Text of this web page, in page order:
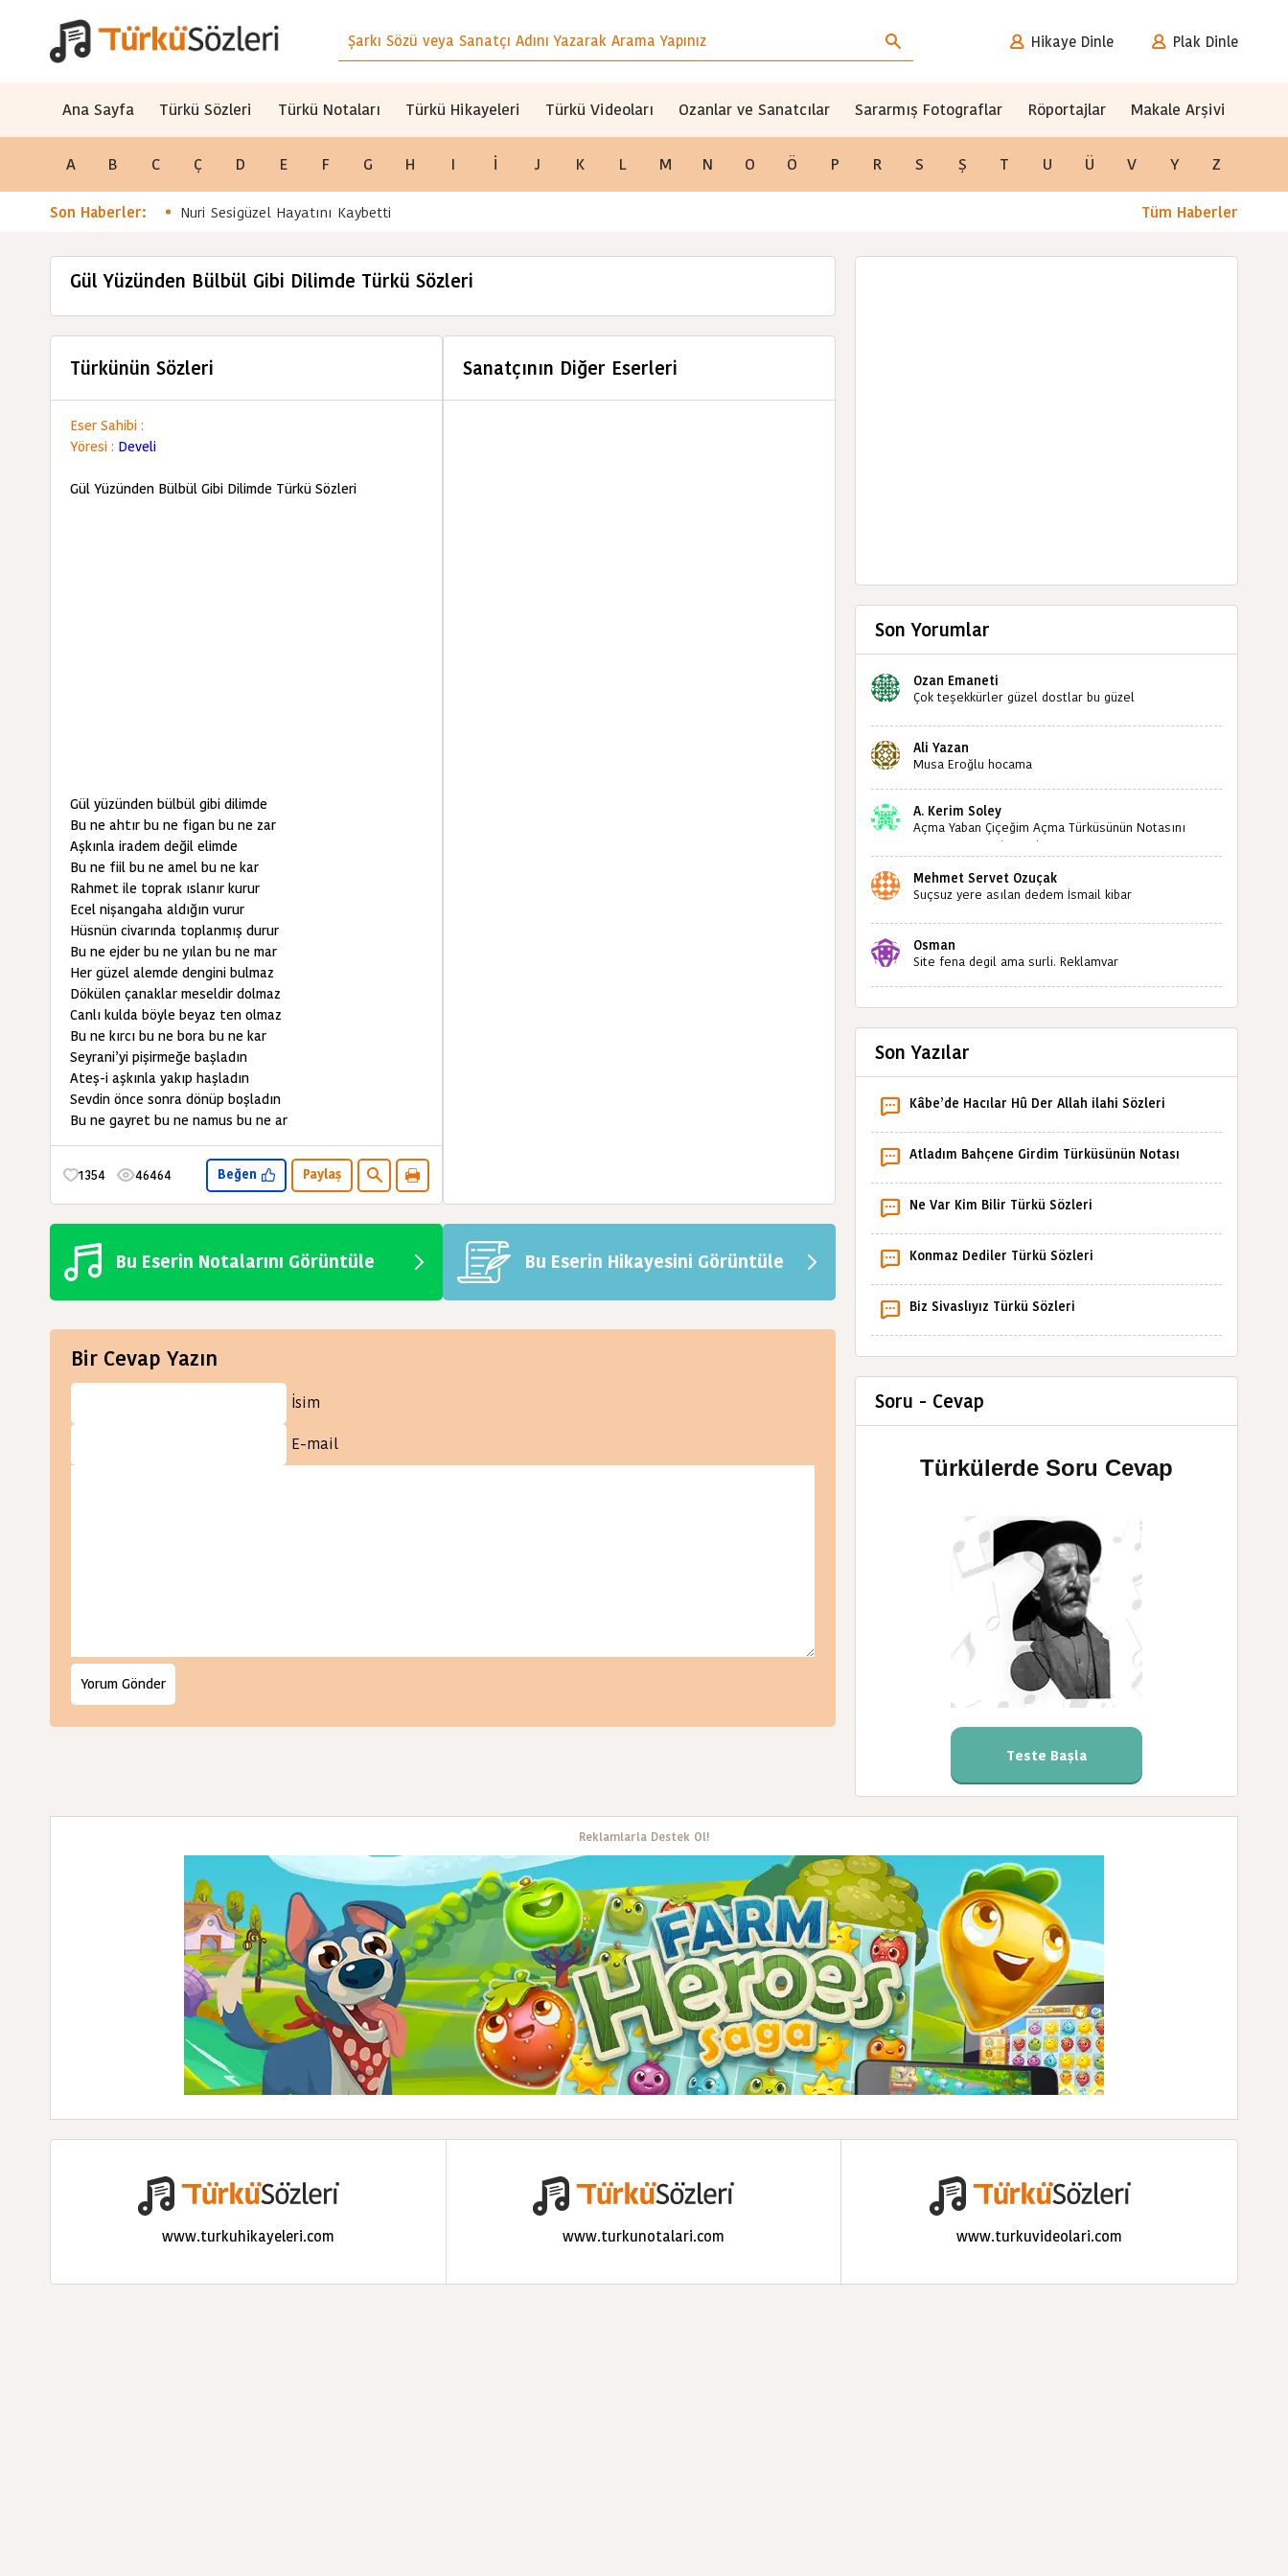
Hikaye Dinle Plak Dinle
Ana Sayfa Türkü Sözleri Türkü Notaları Türkü Hikayeleri Türkü Videoları Ozanlar ve Sanatcılar Sararmış Fotograflar Röportajlar Makale Arşivi
A B C Ç D E F G H I İ J K L M N O Ö P R S Ş T U Ü V Y Z
Son Haberler: Nuri Sesigüzel Hayatını Kaybetti Tüm Haberler
Gül Yüzünden Bülbül Gibi Dilimde Türkü Sözleri
Türkünün Sözleri
Eser Sahibi :
Yöresi : Develi
Gül Yüzünden Bülbül Gibi Dilimde Türkü Sözleri
Gül yüzünden bülbül gibi dilimde
Bu ne ahtır bu ne figan bu ne zar
Aşkınla iradem değil elimde
Bu ne fiil bu ne amel bu ne kar
Rahmet ile toprak ıslanır kurur
Ecel nişangaha aldığın vurur
Hüsnün civarında toplanmış durur
Bu ne ejder bu ne yılan bu ne mar
Her güzel alemde dengini bulmaz
Dökülen çanaklar meseldir dolmaz
Canlı kulda böyle beyaz ten olmaz
Bu ne kırcı bu ne bora bu ne kar
Seyrani’yi pişirmeğe başladın
Ateş-i aşkınla yakıp haşladın
Sevdin önce sonra dönüp boşladın
Bu ne gayret bu ne namus bu ne ar
1354 46464 Beğen Paylaş
Sanatçının Diğer Eserleri
Bu Eserin Notalarını Görüntüle Bu Eserin Hikayesini Görüntüle
Bir Cevap Yazın
İsim
E-mail
Son Yorumlar
Ozan Emaneti
Çok teşekkürler güzel dostlar bu güzel
sizlerin sayesinde türkülerimiz ölmeyecektir tekrar
teşekkürler saygılarımla
Ali Yazan
Musa Eroğlu hocama
A. Kerim Soley
Açma Yaban Çiçeğim Açma Türküsünün Notasını
Bulabilir miyiz ?İlginiz İçin Şimdiden Teşekkürler.
Mehmet Servet Özuçak
Suçsuz yere asılan dedem İsmail kibar
Osman
Site fena degil ama surli. Reklamvar
Son Yazılar
Kâbe’de Hacılar Hû Der Allah ilahi Sözleri
Atladım Bahçene Girdim Türküsünün Notası
Ne Var Kim Bilir Türkü Sözleri
Konmaz Dediler Türkü Sözleri
Biz Sivaslıyız Türkü Sözleri
Soru - Cevap
Türkülerde Soru Cevap
Teste Başla
Reklamlarla Destek Ol!
www.turkuhikayeleri.com www.turkunotalari.com www.turkuvideolari.com